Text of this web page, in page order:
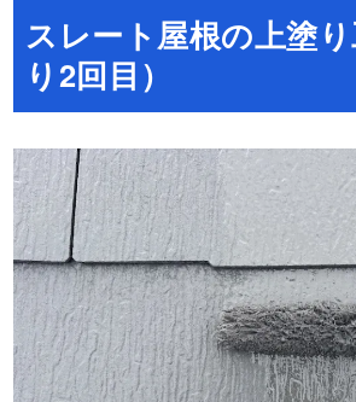
スレート屋根の上塗
り2回目）